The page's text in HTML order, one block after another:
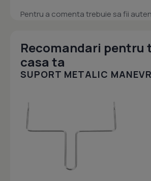
Pentru a comenta trebuie sa fii
Recomandari pentru
casa ta
SUPORT METALIC